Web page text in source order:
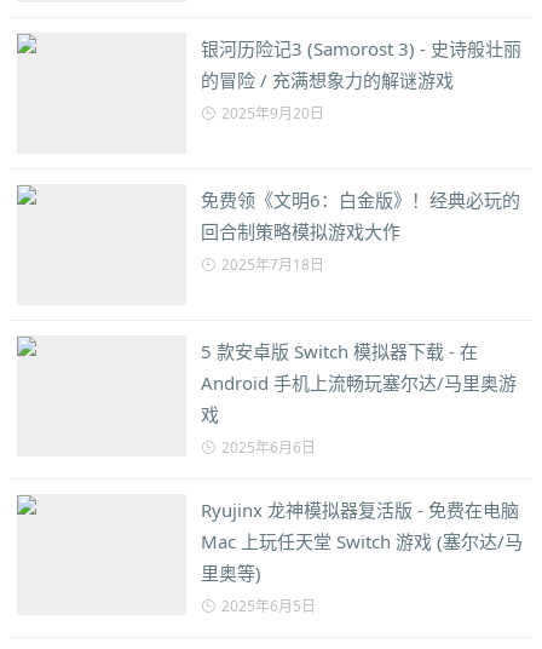
银河历险记3 (Samorost 3) - 史诗般壮丽
的冒险 / 充满想象力的解谜游戏
2025年9月20日
免费领《文明6：白金版》！经典必玩的
回合制策略模拟游戏大作
2025年7月18日
5 款安卓版 Switch 模拟器下载 - 在
Android 手机上流畅玩塞尔达/马里奥游
戏
2025年6月6日
Ryujinx 龙神模拟器复活版 - 免费在电脑
Mac 上玩任天堂 Switch 游戏 (塞尔达/马
里奥等)
2025年6月5日